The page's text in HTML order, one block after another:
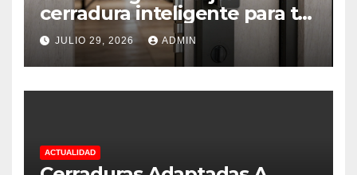
cerradura inteligente para tu
vivienda.
JULIO 29, 2026 ADMIN
ACTUALIDAD